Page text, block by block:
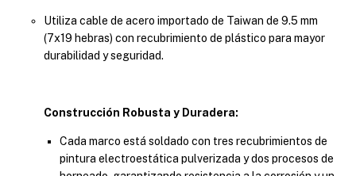
Utiliza cable de acero importado de Taiwan de 9.5 mm
(7x19 hebras) con recubrimiento de plástico para mayor
durabilidad y seguridad.
Construcción Robusta y Duradera:
Cada marco está soldado con tres recubrimientos de
pintura electroestática pulverizada y dos procesos de